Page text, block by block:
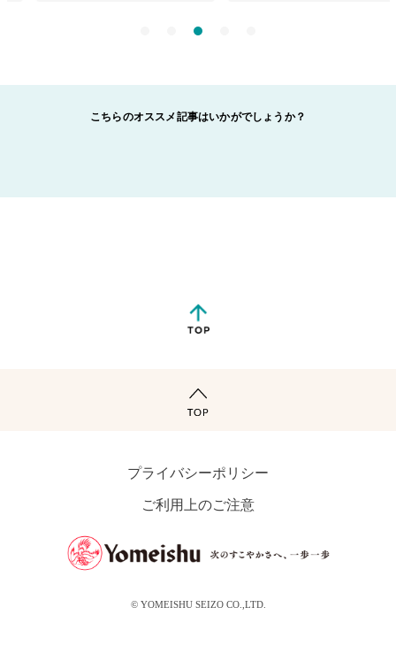
こちらのオススメ記事はいかがでしょうか？
プライバシーポリシー
ご利用上のご注意
© YOMEISHU SEIZO CO.,LTD.